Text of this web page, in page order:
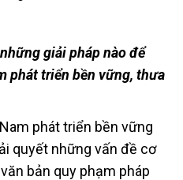
giải pháp nào để
phát triển bền vững, thưa
phát triển bền vững
quyết những vấn đề cơ
bản quy phạm pháp